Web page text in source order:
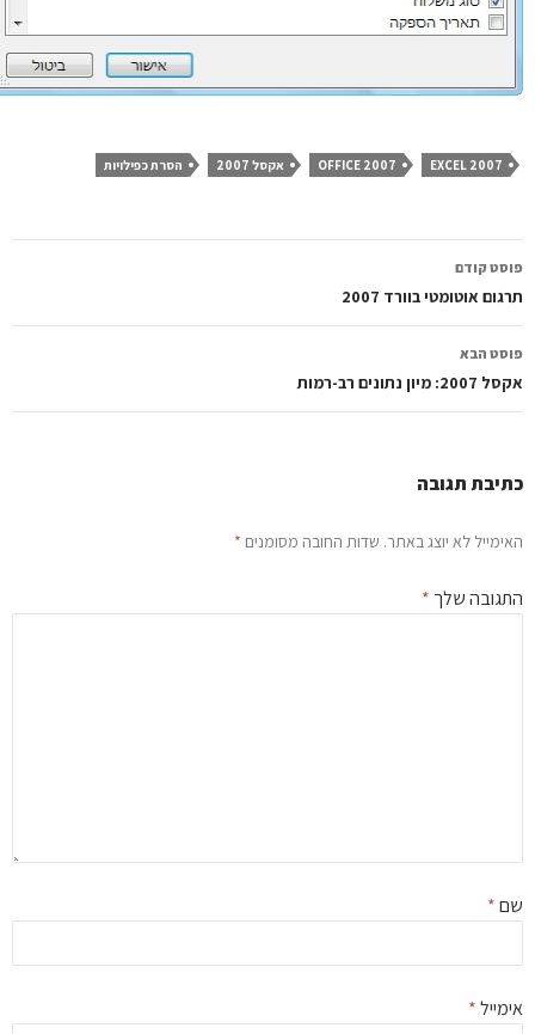
EXCEL 2007
OFFICE 2007 אקסל 2007 הסרת כפילויות
קודם
אוטומטי בוורד 2007
הבא
מיון נתונים רב-רמות
תגובה
לא יוצג באתר.שדות החובה מסומנים*
שלך*
*
*